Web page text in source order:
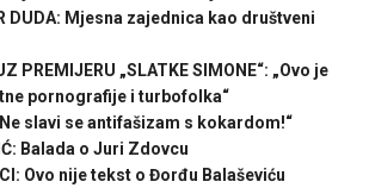
DUDA: Mjesna zajednica kao društveni
PREMIJERU „SLATKE SIMONE“: „Ovo je
pornografije i turbofolka“
slavi se antifašizam s kokardom!“
Balada o Juri Zdovcu
Ovo nije tekst o Đorđu Balaševiću